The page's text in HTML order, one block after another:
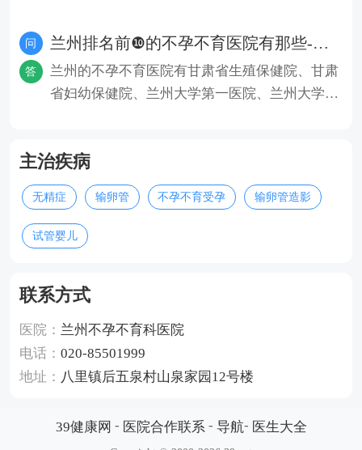
问 兰州排名前❿的不孕不育医院有那些-兰州的不孕不育医院那家最好？
答
兰州的不孕不育医院有甘肃省生殖保健院、甘肃
省妇幼保健院、兰州大学第一医院、兰州大学第
主治疾病
无精症 输卵管 不孕不育受孕 输卵管造影
试管婴儿
联系方式
医院： 兰州不孕不育科医院
电话： 020-85501999
地址： 八里镇后五泉村山泉家园12号楼
39健康网 - 医院合作联系 - 导航- 医生大全